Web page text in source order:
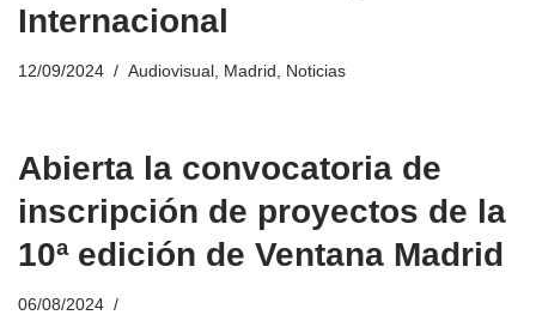
Internacional
12/09/2024 Audiovisual Madrid Noticias
Abierta la convocatoria de
inscripción de proyectos de la
10ª edición de Ventana Madrid
06/08/2024